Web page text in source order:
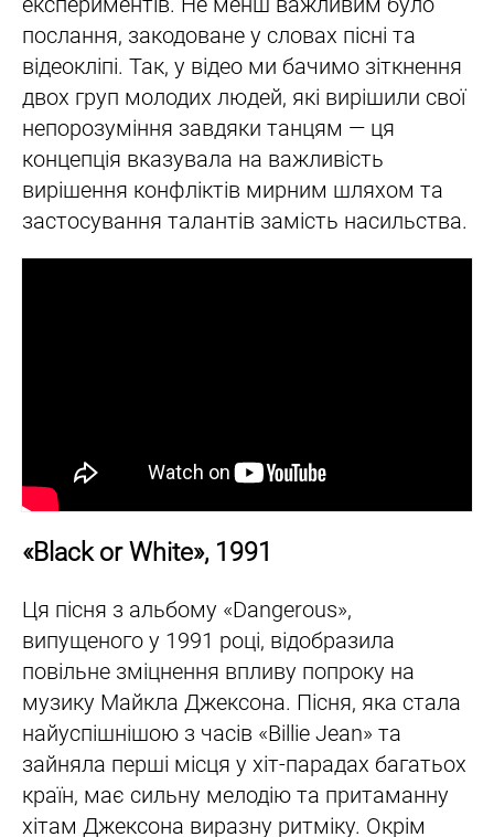
послання, закодоване у словах пісні та
відеокліпі. Так, у відео ми бачимо зіткнення
двох груп молодих людей, які вирішили свої
непорозуміння завдяки танцям — ця
концепція вказувала на важливість
вирішення конфліктів мирним шляхом та
застосування талантів замість насильства.
«Black or White», 1991
Ця пісня з альбому «Dangerous»,
випущеного у 1991 році, відобразила
повільне зміцнення впливу попроку на
музику Майкла Джексона. Пісня, яка стала
найуспішнішою з часів «Billie Jean» та
зайняла перші місця у хіт-парадах багатьох
країн, має сильну мелодію та притаманну
хітам Джексона виразну ритміку. Окрім